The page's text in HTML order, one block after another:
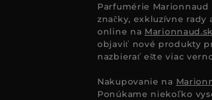
Parfumérie Marionnaud
značky, exkluzívne rady
online na Marionnaud.sk
objaviť nové produkty
nazbierať ešte viac
Nakupovanie na
Ponúkame niekoľko